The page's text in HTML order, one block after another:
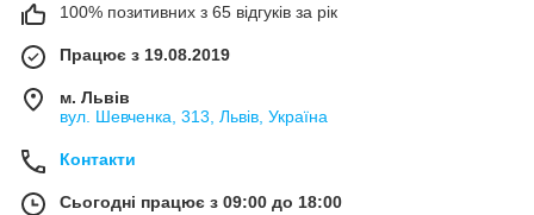
100% позитивних з 65 відгуків за рік
Працює з 19.08.2019
м. Львів
вул. Шевченка, 313, Львів, Україна
Контакти
Сьогодні працює з 09:00 до 18:00